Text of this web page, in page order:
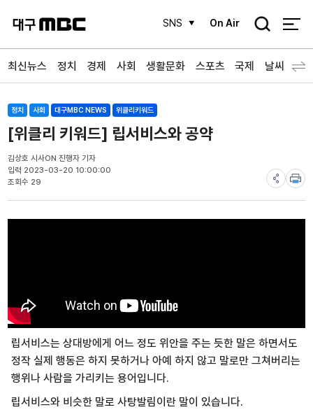
SNS On Air
검
최신뉴스 정치 경제 사회 생활문화 스포츠 국제 날씨
정치 사회 대구MBC NEWS 위클리키워드
[위클리 키워드] 립서비스와 공약
김상호 시사ON 진행자 기자
입력 2023-03-20 10:00:00
조회수 29
립서비스는 상대방에게 어느 정도 위안을 주는 듯한 말은 하면서도
정작 실제 행동은 하지 못하거나 아예 하지 않고 말로만 그쳐버리는
행위나 사람을 가리키는 용어입니다.
립서비스와 비슷한 말로 사탕발림이란 말이 있습니다.